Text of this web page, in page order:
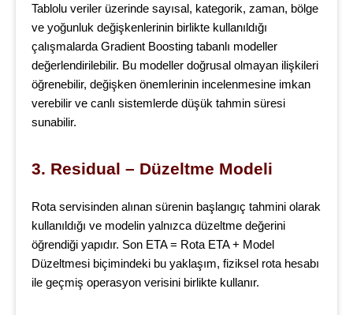
Tablolu veriler üzerinde sayısal, kategorik, zaman, bölge
ve yoğunluk değişkenlerinin birlikte kullanıldığı
çalışmalarda Gradient Boosting tabanlı modeller
değerlendirilebilir. Bu modeller doğrusal olmayan ilişkileri
öğrenebilir, değişken önemlerinin incelenmesine imkan
verebilir ve canlı sistemlerde düşük tahmin süresi
sunabilir.
3. Residual – Düzeltme Modeli
Rota servisinden alınan sürenin başlangıç tahmini olarak
kullanıldığı ve modelin yalnızca düzeltme değerini
öğrendiği yapıdır. Son ETA = Rota ETA + Model
Düzeltmesi biçimindeki bu yaklaşım, fiziksel rota hesabı
ile geçmiş operasyon verisini birlikte kullanır.